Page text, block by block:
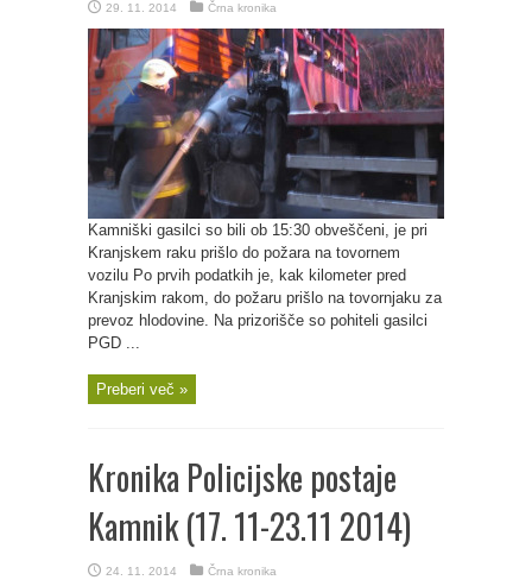
29. 11. 2014 Črna kronika
Kamniški gasilci so bili ob 15:30 obveščeni, je pri
Kranjskem raku prišlo do požara na tovornem
vozilu Po prvih podatkih je, kak kilometer pred
Kranjskim rakom, do požaru prišlo na tovornjaku za
prevoz hlodovine. Na prizorišče so pohiteli gasilci
PGD ...
Preberi več »
Kronika Policijske postaje
Kamnik (17. 11-23.11 2014)
24. 11. 2014 Črna kronika